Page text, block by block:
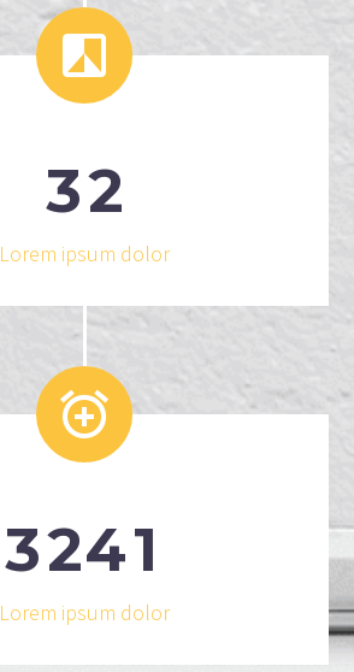


32
Lorem ipsum dolor


3241
Lorem ipsum dolor